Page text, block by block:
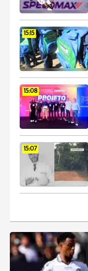
15:15
15:08
15:07